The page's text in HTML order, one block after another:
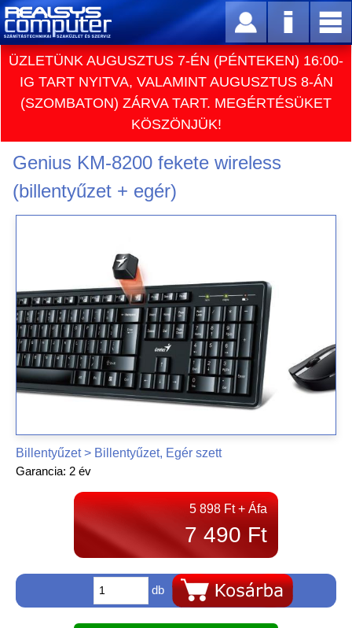
ÜZLETÜNK AUGUSZTUS 7-ÉN (PÉNTEKEN) 16:00-
IG TART NYITVA, VALAMINT AUGUSZTUS 8-ÁN
(SZOMBATON) ZÁRVA TART. MEGÉRTÉSÜKET
KÖSZÖNJÜK!
Genius KM-8200 fekete wireless
(billentyűzet + egér)
5 898 Ft + Áfa
7 490 Ft
db
Billentyűzet > Billentyűzet, Egér szett
Garancia: 2 év